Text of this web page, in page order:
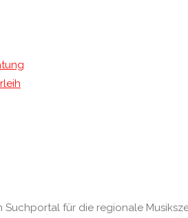
Suchportal für die regionale